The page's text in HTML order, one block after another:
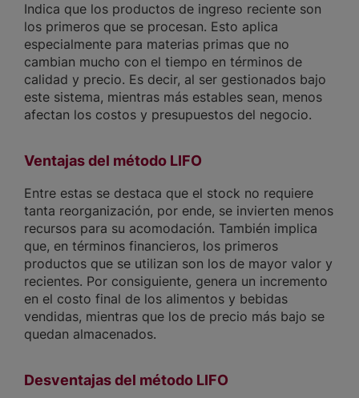
Indica que los productos de ingreso reciente son
los primeros que se procesan. Esto aplica
especialmente para materias primas que no
cambian mucho con el tiempo en términos de
calidad y precio. Es decir, al ser gestionados bajo
este sistema, mientras más estables sean, menos
afectan los costos y presupuestos del negocio.
Ventajas del método LIFO
Entre estas se destaca que el stock no requiere
tanta reorganización, por ende, se invierten menos
recursos para su acomodación. También implica
que, en términos financieros, los primeros
productos que se utilizan son los de mayor valor y
recientes. Por consiguiente, genera un incremento
en el costo final de los alimentos y bebidas
vendidas, mientras que los de precio más bajo se
quedan almacenados.
Desventajas del método LIFO